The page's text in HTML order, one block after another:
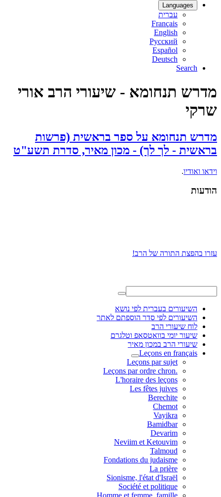
Languages
עברית
Français
English
Русский
Español
Deutsch
Search
מדרש תנחומא - שיעורי הרב אורי
שרקי
מדרש תנחומא על ספר בראשית (פרשות
בראשית - לך לך) - מכון מאיר, סדרת תשע"ט
וידאו ואודיו.
הודעות
עזרו בהפצת התורה של הרב!
השיעורים בעברית לפי נושא
השיעורים לפי סדר הוספתם לאתר
לוח שיעורי הרב
שיעור יומי בוואטסאפ וטלגרם
שיעורי הרב במכון מאיר
Leçons en français
Leçons par sujet
.Leçons par ordre chron
L'horaire des leçons
Les fêtes juives
Berechite
Chemot
Vayikra
Bamidbar
Devarim
Neviim et Ketouvim
Talmoud
Fondations du judaisme
La prière
Sionisme, l'état d'Israël
Société et politique